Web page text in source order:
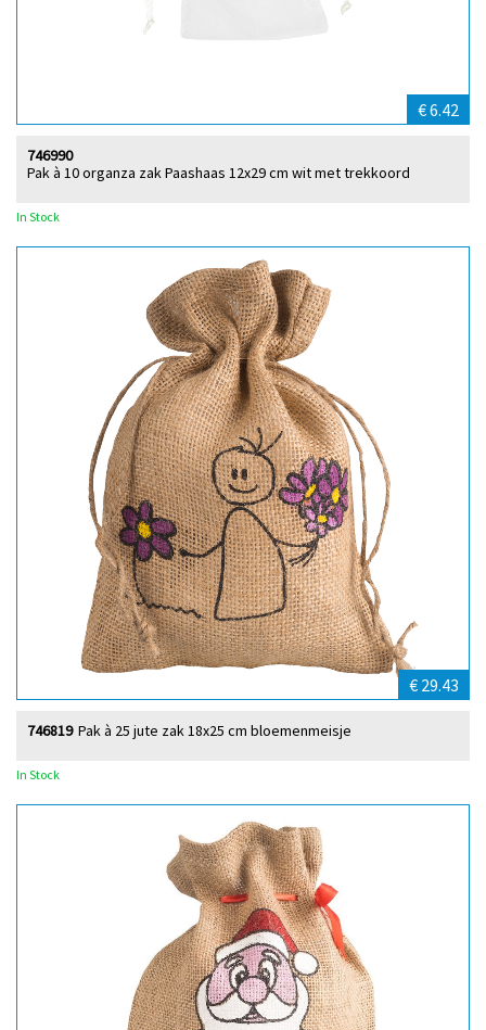
€ 6.42
Pak à 10 organza zak Paashaas 12x29 cm wit met trekkoord
746990
In Stock
€ 29.43
Pak à 25 jute zak 18x25 cm bloemenmeisje
746819
In Stock